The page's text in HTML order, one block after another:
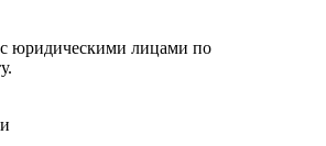
юридическими лицами по